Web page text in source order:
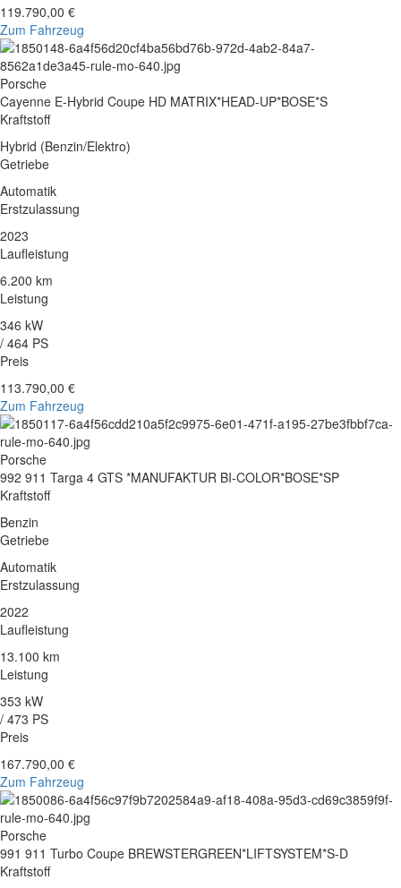
119.790,00 €
Zum Fahrzeug
Porsche
Cayenne E-Hybrid Coupe HD MATRIX*HEAD-UP*BOSE*S
Kraftstoff
Hybrid (Benzin/Elektro)
Getriebe
Automatik
Erstzulassung
2023
Laufleistung
6.200 km
Leistung
346 kW
/ 464 PS
Preis
113.790,00 €
Zum Fahrzeug
Porsche
992 911 Targa 4 GTS *MANUFAKTUR BI-COLOR*BOSE*SP
Kraftstoff
Benzin
Getriebe
Automatik
Erstzulassung
2022
Laufleistung
13.100 km
Leistung
353 kW
/ 473 PS
Preis
167.790,00 €
Zum Fahrzeug
Porsche
991 911 Turbo Coupe BREWSTERGREEN*LIFTSYSTEM*S-D
Kraftstoff